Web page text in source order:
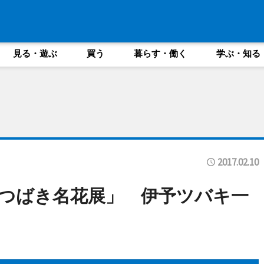
見る・遊ぶ 買う 暮らす・働く 学ぶ・知る
2017.02.10
ばき名花展」 伊予ツバキ一